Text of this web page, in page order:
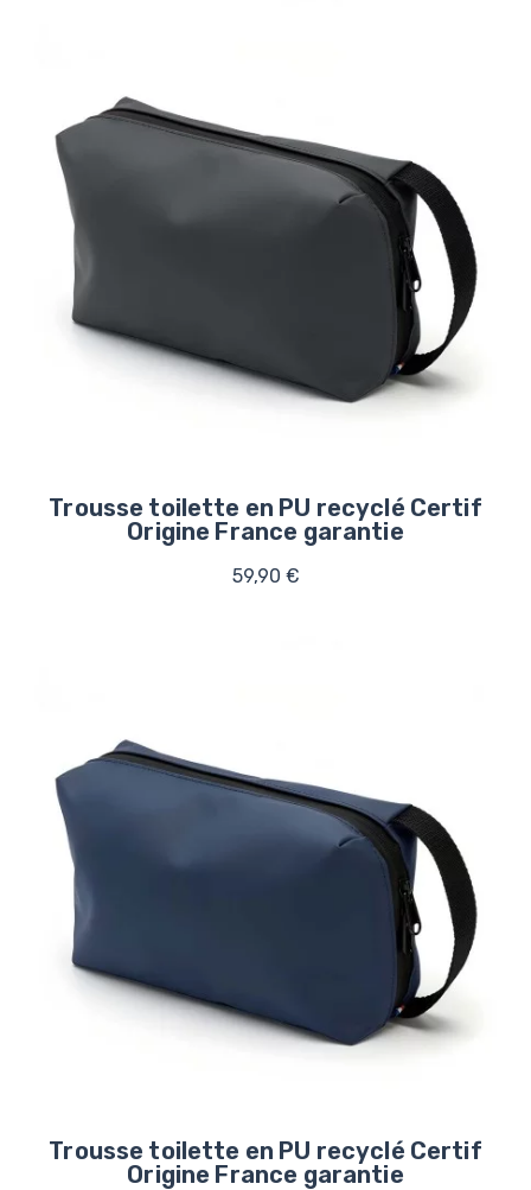
Trousse toilette en PU recyclé Certif
Origine France garantie
59,90 €
Trousse toilette en PU recyclé Certif
Origine France garantie